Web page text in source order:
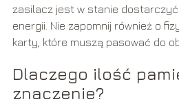
zasilacz jest w stanie
energii. Nie zapomnij również o
karty, które muszą pasować do
Dlaczego ilość
znaczenie?